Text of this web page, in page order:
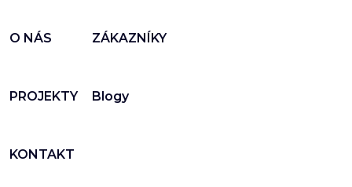
O NÁS ZÁKAZNÍKY
PROJEKTY Blogy
KONTAKT